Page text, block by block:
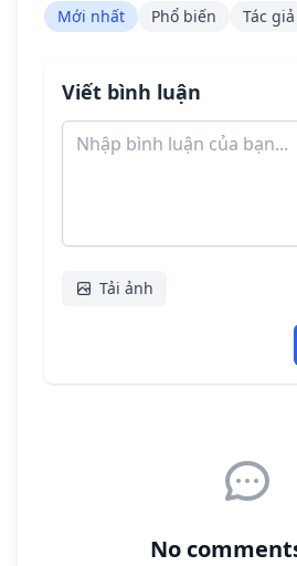
Mới nhất Phổ biến Tác giả
Viết bình luận
Tải ảnh
No